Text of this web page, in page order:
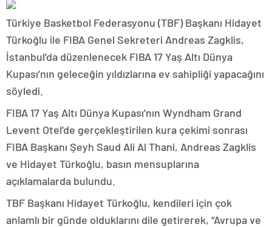
Türkiye Basketbol Federasyonu (TBF) Başkanı Hidayet
Türkoğlu ile FIBA Genel Sekreteri Andreas Zagklis,
İstanbul’da düzenlenecek FIBA 17 Yaş Altı Dünya
Kupası’nın geleceğin yıldızlarına ev sahipliği yapacağını
söyledi.
FIBA 17 Yaş Altı Dünya Kupası’nın Wyndham Grand
Levent Otel’de gerçekleştirilen kura çekimi sonrası
FIBA Başkanı Şeyh Saud Ali Al Thani, Andreas Zagklis
ve Hidayet Türkoğlu, basın mensuplarına
açıklamalarda bulundu.
TBF Başkanı Hidayet Türkoğlu, kendileri için çok
anlamlı bir günde olduklarını dile getirerek, “Avrupa ve